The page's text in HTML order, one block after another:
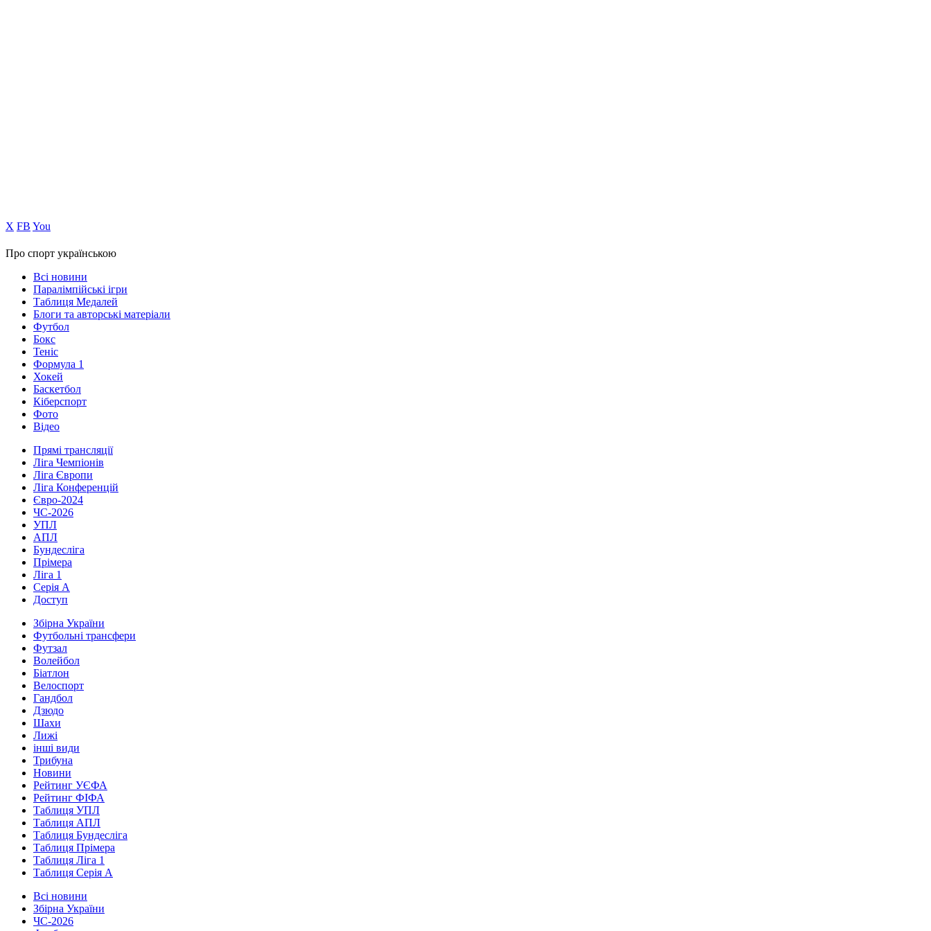
Х FB You
Про спорт українською
Всі новини
Паралімпійські ігри
Таблиця Медалей
Блоги та авторські матеріали
Футбол
Бокс
Теніс
Формула 1
Хокей
Баскетбол
Кіберспорт
Фото
Відео
Прямі трансляції
Ліга Чемпіонів
Ліга Європи
Ліга Конференцій
Євро-2024
ЧС-2026
УПЛ
АПЛ
Бундесліга
Прімера
Ліга 1
Серія А
Доступ
Збірна України
Футбольні трансфери
Футзал
Волейбол
Біатлон
Велоспорт
Гандбол
Дзюдо
Шахи
Лижі
інші види
Трибуна
Новини
Рейтинг УЄФА
Рейтинг ФІФА
Таблиця УПЛ
Таблиця АПЛ
Таблиця Бундесліга
Таблиця Прімера
Таблиця Ліга 1
Таблиця Серія А
Всі новини
Збірна України
ЧС-2026